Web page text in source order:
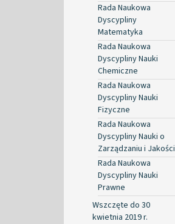
Rada Naukowa
Dyscypliny
Matematyka
Rada Naukowa
Dyscypliny Nauki
Chemiczne
Rada Naukowa
Dyscypliny Nauki
Fizyczne
Rada Naukowa
Dyscypliny Nauki o
Zarządzaniu i Jakości
Rada Naukowa
Dyscypliny Nauki
Prawne
Wszczęte do 30
kwietnia 2019 r.